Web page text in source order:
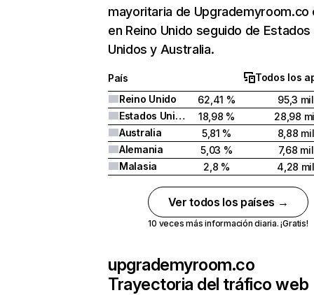
mayoritaria de Upgrademyroom.co
en Reino Unido seguido de Estados
Unidos y Australia.
País
Todos los
Reino Unido
62,41 %
95,3 mil
Estados Unidos
18,98 %
28,98
Australia
5,81 %
8,88 mil
Alemania
5,03 %
7,68 mil
Malasia
2,8 % 4,28 mil
Ver todos los países →
10 veces más información diaria. ¡Gratis!
upgrademyroom.co
Trayectoria del tráfico web